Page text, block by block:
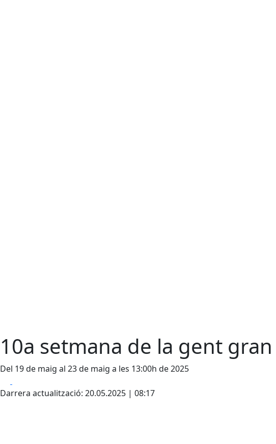
10a setmana de la gent gran
Del 19 de maig al 23 de maig a les 13:00h de 2025
Darrera actualització: 20.05.2025 | 08:17